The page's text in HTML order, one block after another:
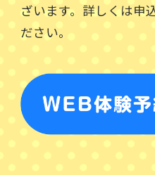
ざいます。詳しくは申
ださい。